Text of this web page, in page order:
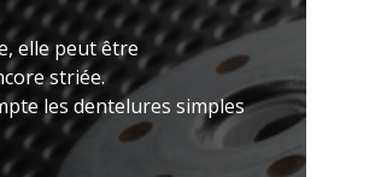
elle peut être
striée.
les dentelures simples